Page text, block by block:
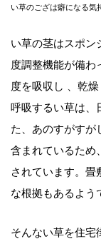
い草のござは癖になる気
い草の茎はスポン
度調整機能が備わ
度を吸収し 、乾
呼吸するい草は、
た、あのすがすが
含まれているため
されています。畳
な根拠もあるよう
そんない草を住宅